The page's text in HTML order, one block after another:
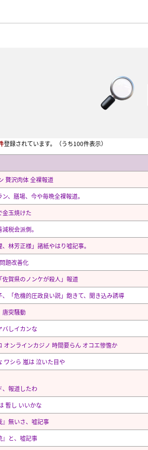
登録されています。 （うち100件表示）
贅沢肉体 全裸報道
、膳場、今や毎晩全裸報道。
金玉焼けた
税会派側。
、林芳正様」諸紙やはり嘘記事。
題改善化
佐賀県のノンケが殺人」報道
、「危機的圧政良い説」飽きて、聞き込み誘導
唐突騒動
バしイカンな
オンラインカジノ 時間要らん オコエ惨憺か
ワシら 嵐は 泣いた目や
、報道したわ
暫し いいかな
』無いさ、嘘記事
』と、嘘記事